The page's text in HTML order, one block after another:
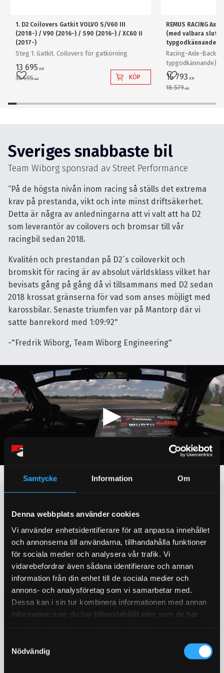
Samtycke Information Om
Denna webbplats använder cookies
Vi använder enhetsidentifierare för att anpassa innehållet
och annonserna till användarna, tillhandahålla funktioner
för sociala medier och analysera vår trafik. Vi
vidarebefordrar även sådana identifierare och annan
information från din enhet till de sociala medier och
annons- och analysföretag som vi samarbetar med.
Dessa kan i sin tur kombinera informationen med annan
information som du har tillhandahållit eller som de har
Nödvändig
1. D2 Coilovers Gatkit VOLVO S/V60 III
(2018-) / V90 (2016-) / S90 (2016-) / XC60 II
(2017-)
Steg 1. Gatkit. Coilovers för gatkörning
13 695 KR
15 695KR
Lägg till i favoriter KÖP
REMUS RACING
(med valbara
typgodkännande -
Racing-Axle-Back
typgodkännande):
+ slutrör 0446 XX!
avgasröret måste
Back-System (ej
15 793 KR
18 579KR
Lägg till i
Sveriges snabbaste bil
Team Wiborg sponsrad av Street Performance
“På de högsta nivån inom racing så ställs det extrema
krav på prestanda, vikt och inte minst driftsäkerhet.
Detta är några av anledningarna att vi valt att ha D2
som leverantör av coilovers och bromsar till vår
racingbil sedan 2018.
Kvalitén och prestandan på D2´s coiloverkit och
bromskit för racing är av absolut världsklass vilket har
bevisats gång på gång då vi tillsammans med D2 sedan
2018 krossat gränserna för vad som anses möjligt med
karossbilar. Senaste triumfen var på Mantorp där vi
satte banrekord med 1:09:92"
-"Fredrik Wiborg, Team Wiborg Engineering"